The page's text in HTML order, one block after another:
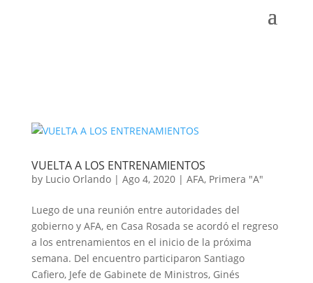
VUELTA A LOS ENTRENAMIENTOS
by Lucio Orlando| Ago 4, 2020| AFA, Primera "A"
Luego de una reunión entre autoridades del
gobierno y AFA, en Casa Rosada se acordó el regreso
a los entrenamientos en el inicio de la próxima
semana. Del encuentro participaron Santiago
Cafiero, Jefe de Gabinete de Ministros, Ginés